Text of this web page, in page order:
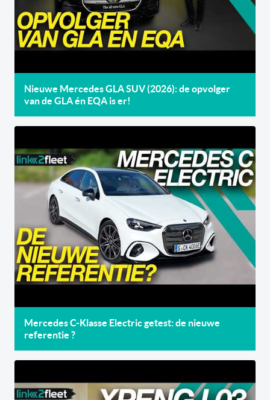
Nieuwe Mercedes GLA SUV (2026): de opvolger
van de GLA én EQA is er!
Mercedes C-Klasse Electric getest: de nieuwe
referentie ?